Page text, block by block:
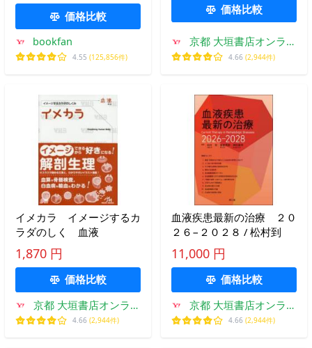
価格比較
bookfan
4.55 (125,856件)
価格比較
京都 大垣書店オンライ
ン
4.66 (2,944件)
イメカラ イメージするカ
ラダのしく 血液
1,870 円
価格比較
京都 大垣書店オンライ
ン
4.66 (2,944件)
血液疾患最新の治療 ２０
２６−２０２８ / 松村到
11,000 円
価格比較
京都 大垣書店オンライ
ン
4.66 (2,944件)